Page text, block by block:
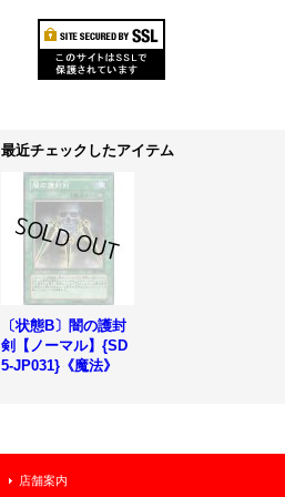
最近チェックしたアイテム
〔状態B〕闇の護封
剣【ノーマル】{SD
5-JP031}《魔法》
店舗案内